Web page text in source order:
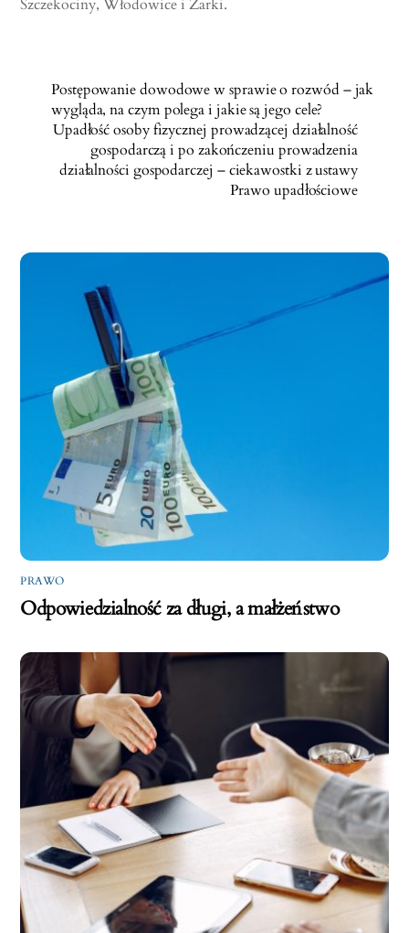
Szczekociny, Włodowice i Żarki.
Postępowanie dowodowe w sprawie o rozwód – jak
wygląda, na czym polega i jakie są jego cele?
Upadłość osoby fizycznej prowadzącej działalność
gospodarczą i po zakończeniu prowadzenia
działalności gospodarczej – ciekawostki z ustawy
Prawo upadłościowe
PRAWO
Odpowiedzialność za długi, a małżeństwo